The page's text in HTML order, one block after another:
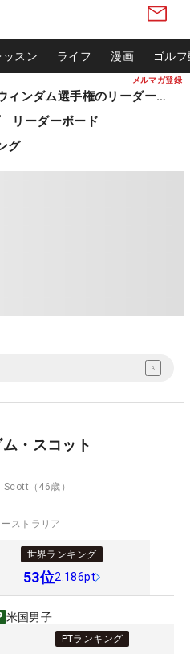
メルマガ登録
ッスン ライフ 漫画 ゴル
松山英樹ら出場 ウィンダム選手権のリーダーボード
リーダーボード
グ
・スコット
Scott （46歳）
ストラリア
世界ランキング
53位2.186pt
米国男子
PTランキング